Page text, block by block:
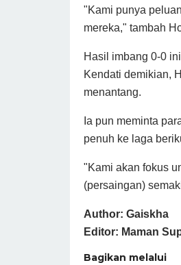
"Kami punya
mereka," tambah
Hasil imbang 0-0
Kendati demikian,
menantang.
Ia pun meminta
penuh ke laga
"Kami akan fokus
(persaingan)
Author: Gaiskha
Editor: Maman
Bagikan melalui